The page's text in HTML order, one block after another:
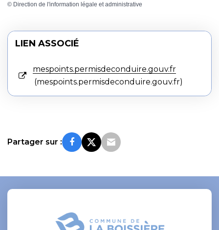
© Direction de l'information légale et administrative
LIEN ASSOCIÉ
mespoints.permisdeconduire.gouv.fr
mespoints.permisdeconduire.gouv.fr
Partager sur :